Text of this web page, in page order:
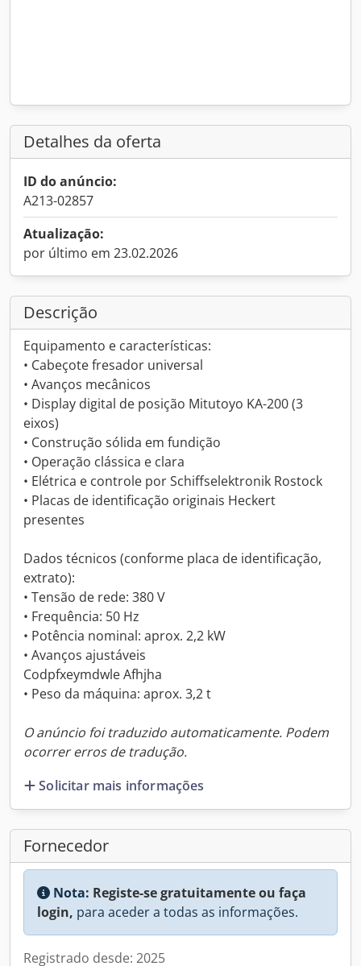
Detalhes da oferta
ID do anúncio:
A213-02857
Atualização:
por último em 23.02.2026
Descrição
Equipamento e características:
• Cabeçote fresador universal
• Avanços mecânicos
• Display digital de posição Mitutoyo KA-200 (3
eixos)
• Construção sólida em fundição
• Operação clássica e clara
• Elétrica e controle por Schiffselektronik Rostock
• Placas de identificação originais Heckert
presentes
Dados técnicos (conforme placa de identificação,
extrato):
• Tensão de rede: 380 V
• Frequência: 50 Hz
• Potência nominal: aprox. 2,2 kW
• Avanços ajustáveis
Codpfxeymdwle Afhjha
• Peso da máquina: aprox. 3,2 t
O anúncio foi traduzido automaticamente. Podem
ocorrer erros de tradução.
Solicitar mais informações
Fornecedor
Nota: Registe-se gratuitamente ou faça
login, para aceder a todas as informações.
Registrado desde: 2025